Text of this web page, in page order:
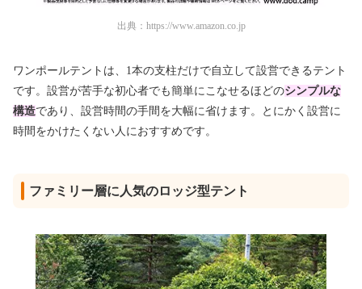
出典： https://www.amazon.co.jp
ワンポールテントは、1本の支柱だけで自立して設営できるテント
です。設営が苦手な初心者でも簡単にこなせるほどのシンプルな
構造であり、設営時間の手間を大幅に省けます。とにかく設営に
時間をかけたくない人におすすめです。
ファミリー層に人気のロッジ型テント